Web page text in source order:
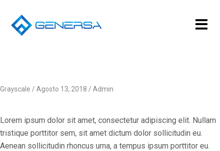
Grayscale Agosto 13, 2018 Admin
Lorem ipsum dolor sit amet, consectetur adipiscing elit. Nullam
tristique porttitor sem, sit amet dictum dolor sollicitudin eu.
Aenean sollicitudin rhoncus urna, a tempus ipsum porttitor eu.